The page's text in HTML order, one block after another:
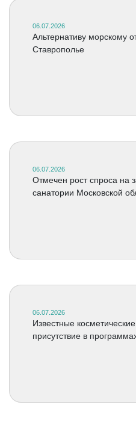
06.07.2026
Альтернативу морскому
Ставрополье
06.07.2026
Отмечен рост спроса на
санатории Московской
06.07.2026
Известные
присутствие в